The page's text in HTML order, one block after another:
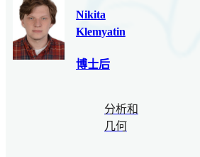
Nikita
Klemyatin
博士后
分析和
几何